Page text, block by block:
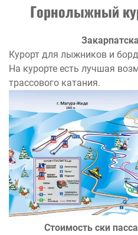
Горнолыжный
Курорт для лыжников и
На курорте есть лучшая
трассового катания.
Стоимость ски